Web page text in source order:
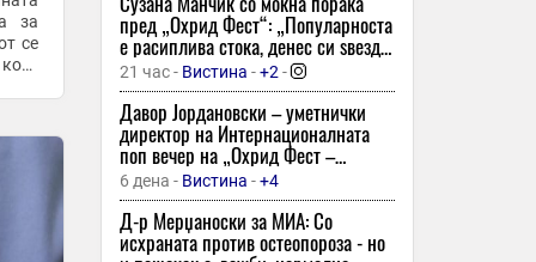
за
се
Македонското рударство продолжува
да тоне иако на располагање има
големи инвестиции како за ископот
на бакар во Иловица
14 минути -Бизнис Вести-+1
Брeмените жени плаќаат од 20.000
до 43.000 денари за скрининг што
не е задолжителен, но се нуди без
системска евиденција
14 минути -Радио МОФ -
„Audi“ не завршува со промените кај
пред „Охрид Фест“: „Популарноста
е расиплива стока, денес си ѕвезда,
утре те нема никаде“!
21 час - Вистина -+2 -
Давор Јордановски – уметнички
директор на Интернационалната
поп вечер на „Охрид Фест –
Охридски трубадури“: „Не ги
копираме светските трендови –
сакаме ние да бидеме
инспирација“
6 дена - Вистина -+4
Д-р Мерџаноски за МИА: Со
исхраната против остеопороза - но